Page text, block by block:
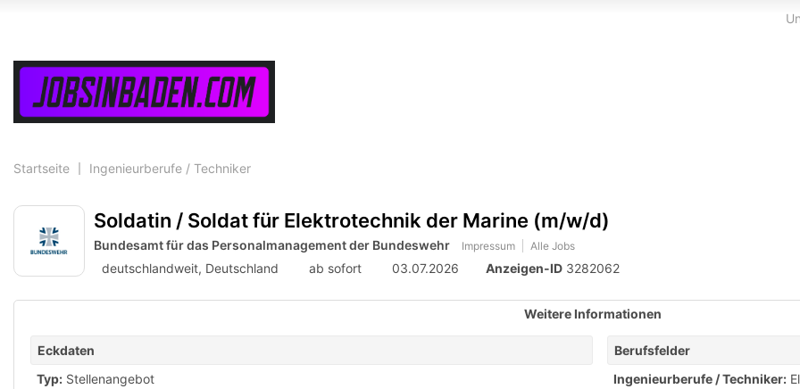
Navigation
Inhalt
Startseite Ingenieurberufe / Techniker
Soldatin / Soldat für Elektrotechnik der Marine (m/w/d)
Bundesamt für das Personalmanagement der Bundeswehr Impressum Alle Jobs
deutschlandweit, Deutschland ab sofort 03.07.2026 Anzeigen-ID 3282062
Weitere Informationen
Eckdaten
Typ: Stellenangebot
Berufsfelder
Ingenieurberufe / Techniker: